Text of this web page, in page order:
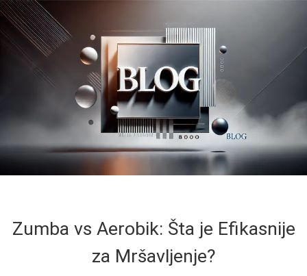
Zumba vs Aerobik: Šta je Efikasnije
za Mršavljenje?